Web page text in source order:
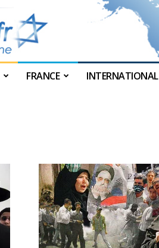
FRANCE INTERNATIONAL